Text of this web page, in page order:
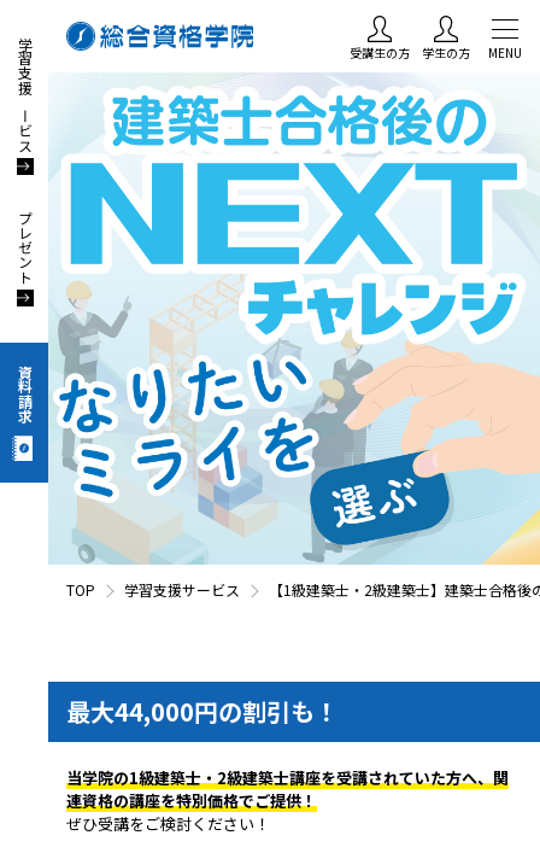
学習支援サービス
プレゼント
資料請求
受講生の方 学生の方 MENU
TOP 学習支援サービス 【1級建築士・2級建築士】建築士合格後
最大44,000円の割引も！
当学院の1級建築士・2級建築士講座を受講されていた方へ、関
連資格の講座を特別価格でご提供！
ぜひ受講をご検討ください！